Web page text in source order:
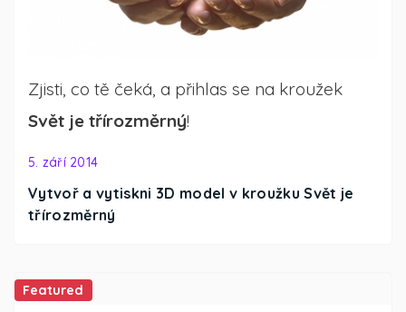
Vytvoř a vytiskni 3D model v kroužku Svět je
třírozměrný
5. září 2014
Zjisti, co tě čeká, a přihlas se na kroužek
Svět je třírozměrný!
Featured